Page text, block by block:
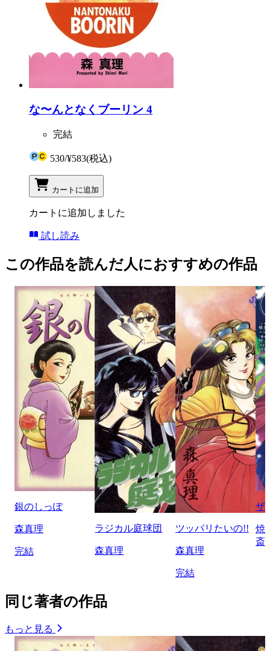
な〜んとなくブーリン 4
完結
530/¥583(税込)
カートに追加
カートに追加しました
試し読み
この作品を読んだ人におすすめの作品
銀のしっぽ
森真理
完結
ラジカル庭球団
森真理
ツッパリたいの!!
森真理
完結
ザ
焼
斎
同じ著者の作品
もっと見る